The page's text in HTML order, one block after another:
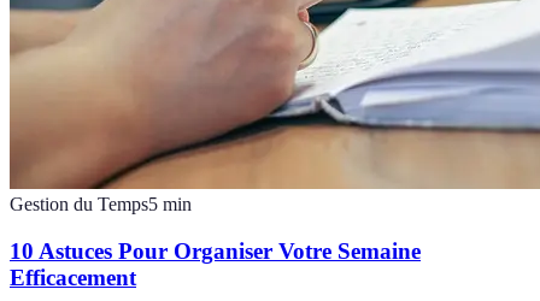
Gestion du Temps5 min
10 Astuces Pour Organiser Votre Semaine
Efficacement